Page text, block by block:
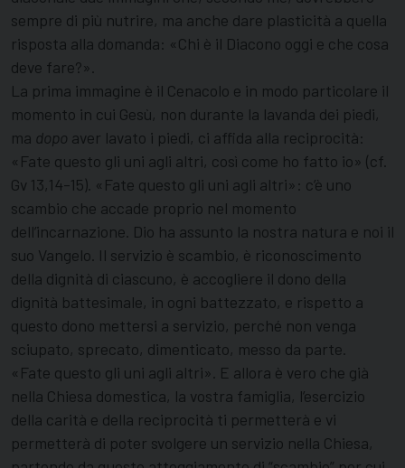
sempre di più nutrire, ma anche dare plasticità a quella
risposta alla domanda: «Chi è il Diacono oggi e che cosa
deve fare?».
La prima immagine è il Cenacolo e in modo particolare il
momento in cui Gesù, non durante la lavanda dei piedi,
ma dopo aver lavato i piedi, ci affida alla reciprocità:
«Fate questo gli uni agli altri, così come ho fatto io» (cf.
Gv 13,14-15). «Fate questo gli uni agli altri»: c’è uno
scambio che accade proprio nel momento
dell’incarnazione. Dio ha assunto la nostra natura e noi il
suo Vangelo. Il servizio è scambio, è riconoscimento
della dignità di ciascuno, è accogliere il dono della
dignità battesimale, in ogni battezzato, e rispetto a
questo dono mettersi a servizio, perché non venga
sciupato, sprecato, dimenticato, messo da parte.
«Fate questo gli uni agli altri». E allora è vero che già
nella Chiesa domestica, la vostra famiglia, l’esercizio
della carità e della reciprocità ti permetterà e vi
permetterà di poter svolgere un servizio nella Chiesa,